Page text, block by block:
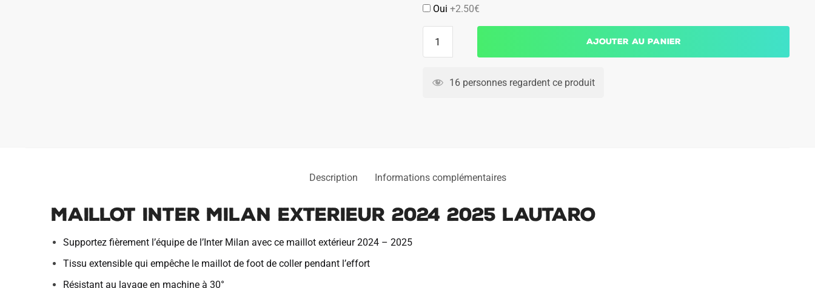
Oui+2.50€
Inter
Ajouter au panier
16 personnes regardent ce produit
Description Informations complémentaires
Maillot Inter Milan Exterieur 2024 2025 Lautaro
Supportez fièrement l’équipe de l’Inter Milan avec ce maillot extérieur 2024 – 2025
Tissu extensible qui empêche le maillot de foot de coller pendant l’effort
Résistant au lavage en machine à 30°